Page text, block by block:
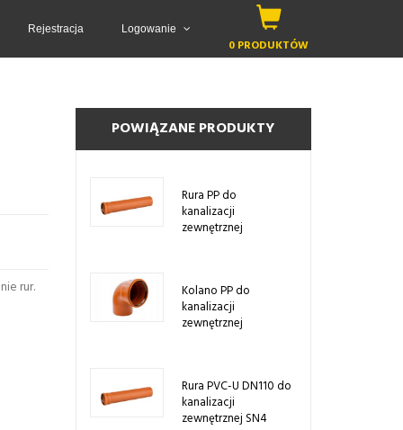
Rejestracja Logowanie
0 PRODUKTÓW
rur.
POWIĄZANE PRODUKTY
Rura PP do
kanalizacji
zewnętrznej
Kolano PP do
kanalizacji
zewnętrznej
Rura PVC-U DN110 do
kanalizacji
zewnętrznej SN4